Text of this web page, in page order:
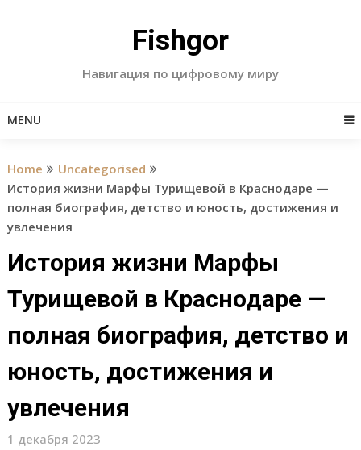
Fishgor
Навигация по цифровому миру
MENU
Home
Uncategorised
История жизни Марфы Турищевой в Краснодаре —
полная биография, детство и юность, достижения и
увлечения
История жизни Марфы
Турищевой в Краснодаре —
полная биография, детство и
юность, достижения и
увлечения
1 декабря 2023